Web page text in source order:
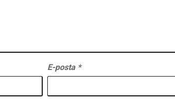
E-posta *